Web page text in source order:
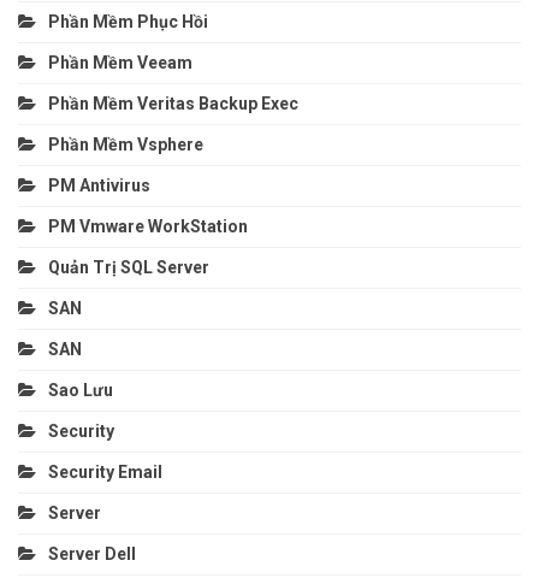
Phần Mềm Phục Hồi
Phần Mềm Veeam
Phần Mềm Veritas Backup Exec
Phần Mềm Vsphere
PM Antivirus
PM Vmware WorkStation
Quản Trị SQL Server
SAN
SAN
Sao Lưu
Security
Security Email
Server
Server Dell